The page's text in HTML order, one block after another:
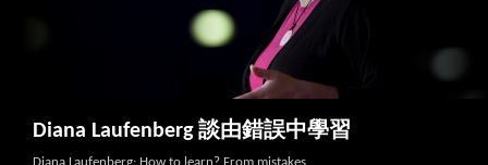
Diana Laufenberg 談由錯誤中學習
Diana Laufenberg: How to learn? From mistakes